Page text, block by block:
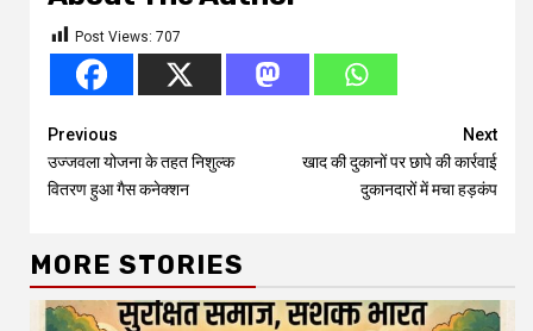
Post Views: 707
Continue
Reading
Previous
उज्जवला योजना के तहत निशुल्क
वितरण हुआ गैस कनेक्शन
Next
खाद की दुकानों पर छापे की कार्रवाई
दुकानदारों में मचा हड़कंप
MORE STORIES